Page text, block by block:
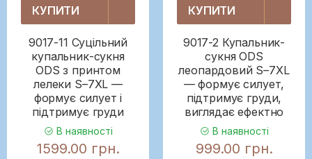
КУПИТИ
9017-11 Суцільний
купальник-сукня
ODS з принтом
лелеки S–7XL —
формує силует і
підтримує груди
В наявності
1599.00 грн.
КУПИТИ
9017-2 Купальник-
сукня ODS
леопардовий S–7XL
— формує силует,
підтримує груди,
виглядає ефектно
В наявності
999.00 грн.